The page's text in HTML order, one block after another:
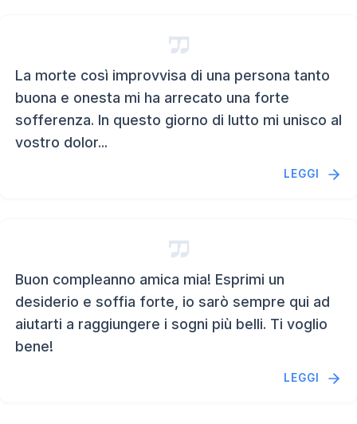
La morte così improvvisa di una persona tanto
buona e onesta mi ha arrecato una forte
sofferenza. In questo giorno di lutto mi unisco al
vostro dolor...
LEGGI
Buon compleanno amica mia! Esprimi un
desiderio e soffia forte, io sarò sempre qui ad
aiutarti a raggiungere i sogni più belli. Ti voglio
bene!
LEGGI